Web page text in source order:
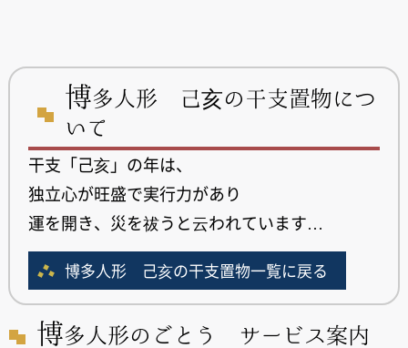
博多人形 己亥の干支置物につ
いて
干支「己亥」の年は、
独立心が旺盛で実行力があり
運を開き、災を祓うと云われています…
博多人形 己亥の干支置物一覧に戻る
博多人形のごとう サービス案内